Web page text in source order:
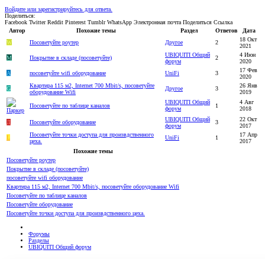
Войдите или зарегистрируйтесь для ответа.
Поделиться:
Facebook Twitter Reddit Pinterest Tumblr WhatsApp Электронная почта Поделиться Ссылка
Автор
Похожие темы Раздел Ответов
Дата
W
Посоветуйте роутер Другое 2
18 Окт
2021
M
Покрытие в складе (посоветуйте)
UBIQUITI Общий
форум
2
4 Июн
2020
A
посоветуйте wifi оборудование UniFi 3
17 Фев
2020
G
Квартира 115 м2, Internet 700 Mbit/s, посоветуйте
оборудование Wifi
Другое 3
26 Янв
2019
Посоветуйте по таблице каналов
UBIQUITI Общий
форум
1
4 Авг
2018
Д Посоветуйте оборудование
UBIQUITI Общий
форум
3
22 Окт
2017
L
Посоветуйте точки доступа для произвдственного
цеха.
UniFi 1
17 Апр
2017
Похожие темы
Посоветуйте роутер
Покрытие в складе (посоветуйте)
посоветуйте wifi оборудование
Квартира 115 м2, Internet 700 Mbit/s, посоветуйте оборудование Wifi
Посоветуйте по таблице каналов
Посоветуйте оборудование
Посоветуйте точки доступа для произвдственного цеха.
Форумы
Разделы
UBIQUITI Общий форум